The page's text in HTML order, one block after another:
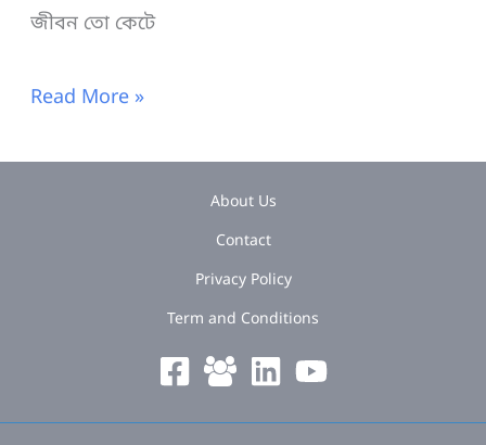
জীবন তো কেটে
জীবনের
Read More »
About Us
Contact
Privacy Policy
Term and Conditions